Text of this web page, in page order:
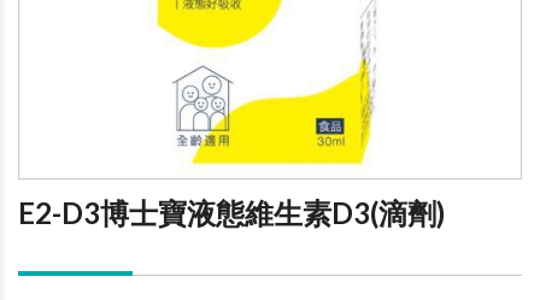
E2-D3博士寶液態維生素D3(滴劑)